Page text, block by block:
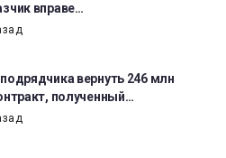
вправе…
вернуть 246 млн
полученный…